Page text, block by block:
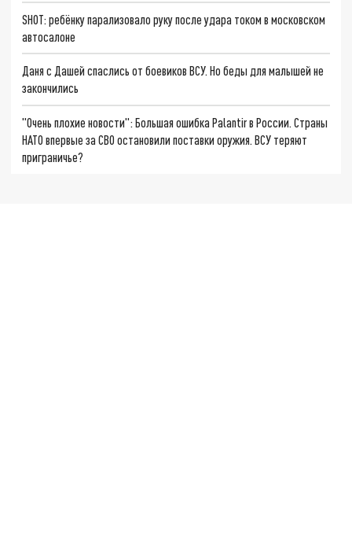
SHOT: ребёнку парализовало руку после удара током в московском
автосалоне
Даня с Дашей спаслись от боевиков ВСУ. Но беды для малышей не
закончились
"Очень плохие новости": Большая ошибка Palantir в России. Страны
НАТО впервые за СВО остановили поставки оружия. ВСУ теряют
приграничье?